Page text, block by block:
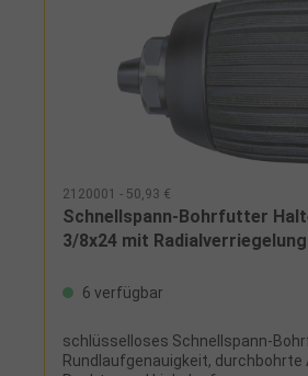
2120001 - 50,93 €
Schnellspann-Bohrfutter
3/8x24 mit Radialverriegelung
6 verfügbar
schlüsselloses Schnellspann-
Rundlaufgenauigkeit,